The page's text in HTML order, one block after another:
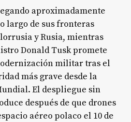
aproximadamente
largo de sus fronteras
y Rusia, mientras
Donald Tusk promete
militar tras el
más grave desde la
El despliegue sin
después de que drones
aéreo polaco el 10 de